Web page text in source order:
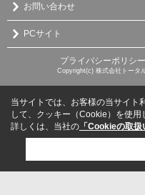
お問い合わせ
PCサイト
プライバシーポリシー
Copyright(c) 株式会社トータ
当サイトでは、お客様の当サイト
して、クッキー（Cookie）を使用
詳しくは、当社の 「Cookieの取扱